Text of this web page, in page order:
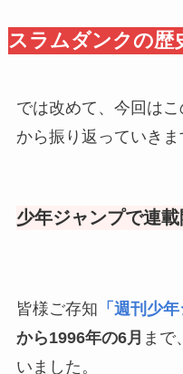
スラムダンクの歴
では改めて、今回は
から振り返っていきま
少年ジャンプで連
皆様ご存知 「週刊少
から1996年の6月 まで
いました。